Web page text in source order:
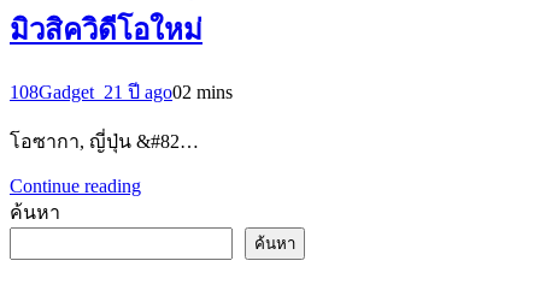
มิวสิควิดีโอใหม่
108Gadget_21 ปี ago02 mins
โอซากา, ญี่ปุ่น &#82…
Continue reading
ค้นหา
ค้นหา